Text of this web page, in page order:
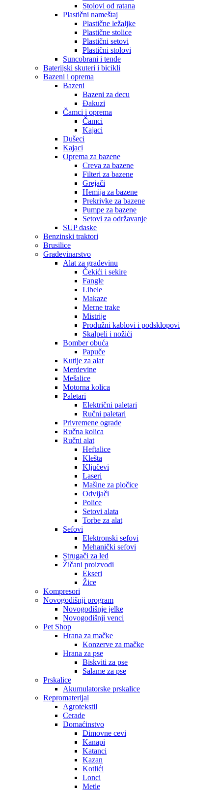
Stolovi od ratana
Plastični nameštaj
Plastične ležaljke
Plastične stolice
Plastični setovi
Plastični stolovi
Suncobrani i tende
Baterijski skuteri i bicikli
Bazeni i oprema
Bazeni
Bazeni za decu
Đakuzi
Čamci i oprema
Čamci
Kajaci
Dušeci
Kajaci
Oprema za bazene
Creva za bazene
Filteri za bazene
Grejači
Hemija za bazene
Prekrivke za bazene
Pumpe za bazene
Setovi za održavanje
SUP daske
Benzinski traktori
Brusilice
Građevinarstvo
Alat za građevinu
Čekići i sekire
Fangle
Libele
Makaze
Merne trake
Mistrije
Produžni kablovi i podsklopovi
Skalpeli i nožići
Bomber obuća
Papuče
Kutije za alat
Merdevine
Mešalice
Motorna kolica
Paletari
Električni paletari
Ručni paletari
Privremene ograde
Ručna kolica
Ručni alat
Heftalice
Klešta
Ključevi
Laseri
Mašine za pločice
Odvijači
Police
Setovi alata
Torbe za alat
Sefovi
Elektronski sefovi
Mehanički sefovi
Strugači za led
Žičani proizvodi
Ekseri
Žice
Kompresori
Novogodišnji program
Novogodišnje jelke
Novogodišnji venci
Pet Shop
Hrana za mačke
Konzerve za mačke
Hrana za pse
Biskviti za pse
Salame za pse
Prskalice
Akumulatorske prskalice
Repromaterijal
Agrotekstil
Cerade
Domaćinstvo
Dimovne cevi
Kanapi
Katanci
Kazan
Kotlići
Lonci
Metle